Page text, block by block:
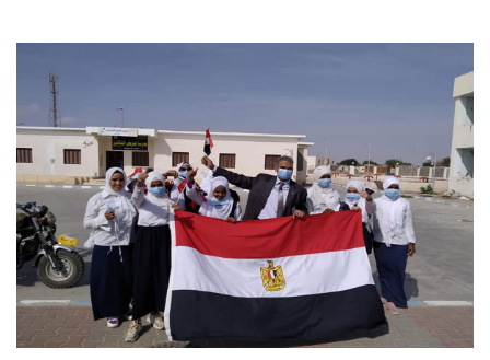
الطلاب
هيئة التدريس
الدراسات العليا
الخريجين
الموظفون
الزائـرون